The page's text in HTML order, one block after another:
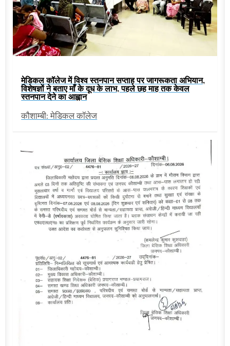
मेडिकल कॉलेज में विश्व स्तनपान सप्ताह पर जागरूकता अभियान,
विशेषज्ञों ने बताए माँ के दूध के लाभ, पहले छह माह तक केवल
स्तनपान देने का आह्वान
कौशाम्बी: मेडिकल कॉलेज